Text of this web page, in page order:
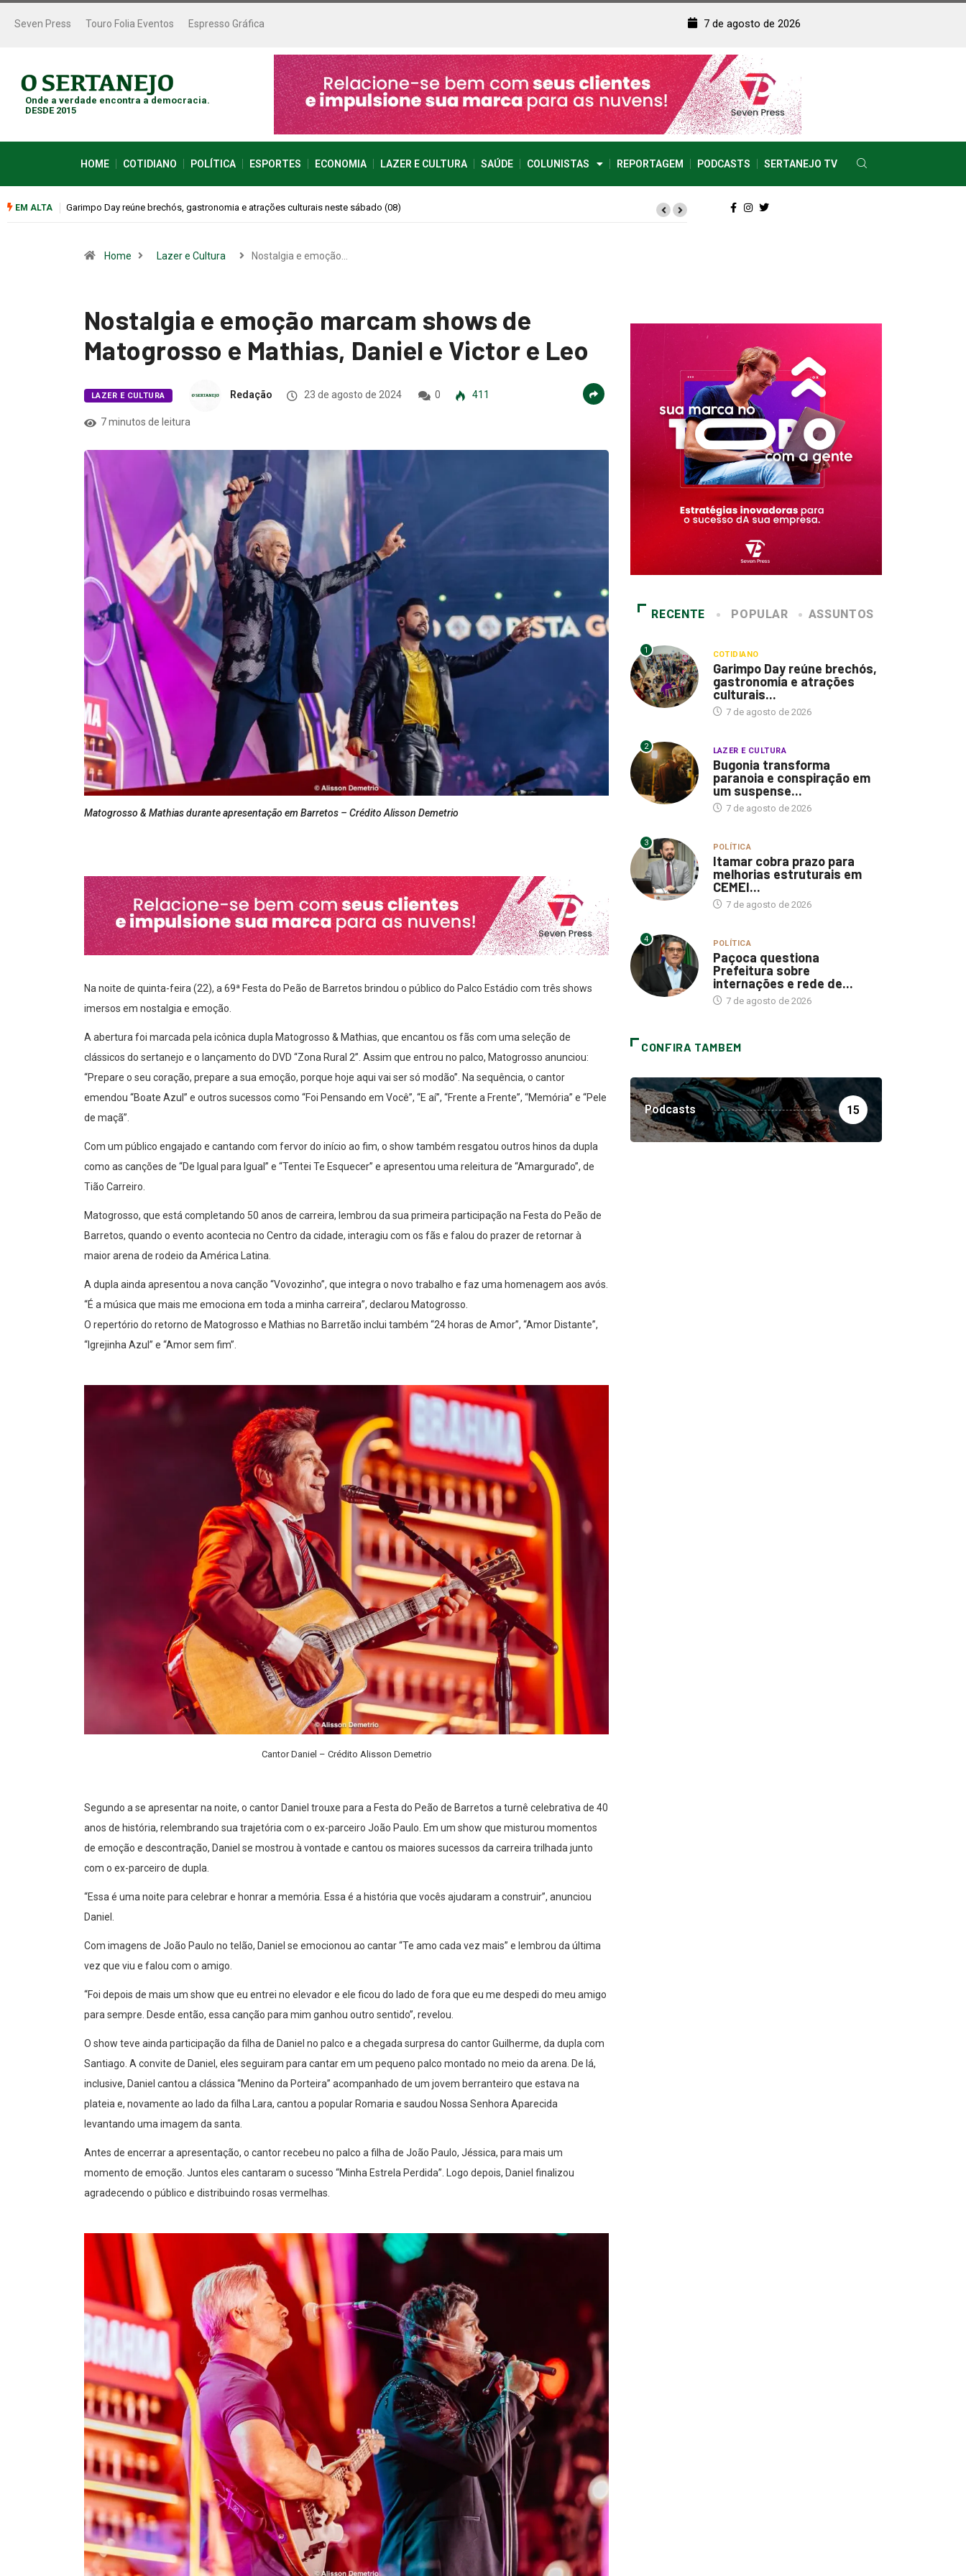
Seven Press Touro Folia Eventos Espresso Gráfica 7 de agosto de 2026
Onde a verdade encontra a democracia.
DESDE 2015
HOME COTIDIANO POLÍTICA ESPORTES ECONOMIA LAZER E CULTURA SAÚDE COLUNISTAS REPORTAGEM PODCASTS SERTANEJO TV
EM ALTA Bugonia transforma paranoia e conspiração em um suspense imprevisível
Home Lazer e Cultura Nostalgia e emoção…
Nostalgia e emoção marcam shows de
Matogrosso e Mathias, Daniel e Victor e Leo
LAZER E CULTURA Redação 23 de agosto de 2024 0 411
7 minutos de leitura
Matogrosso & Mathias durante apresentação em Barretos – Crédito Alisson Demetrio
Na noite de quinta-feira (22), a 69ª Festa do Peão de Barretos brindou o público do Palco Estádio com três shows
imersos em nostalgia e emoção.
A abertura foi marcada pela icônica dupla Matogrosso & Mathias, que encantou os fãs com uma seleção de
clássicos do sertanejo e o lançamento do DVD “Zona Rural 2”. Assim que entrou no palco, Matogrosso anunciou:
“Prepare o seu coração, prepare a sua emoção, porque hoje aqui vai ser só modão”. Na sequência, o cantor
emendou “Boate Azul” e outros sucessos como “Foi Pensando em Você”, “E aí”, “Frente a Frente”, “Memória” e “Pele
de maçã”.
Com um público engajado e cantando com fervor do início ao fim, o show também resgatou outros hinos da dupla
como as canções de “De Igual para Igual” e “Tentei Te Esquecer” e apresentou uma releitura de “Amargurado”, de
Tião Carreiro.
Matogrosso, que está completando 50 anos de carreira, lembrou da sua primeira participação na Festa do Peão de
Barretos, quando o evento acontecia no Centro da cidade, interagiu com os fãs e falou do prazer de retornar à
maior arena de rodeio da América Latina.
A dupla ainda apresentou a nova canção “Vovozinho”, que integra o novo trabalho e faz uma homenagem aos avós.
“É a música que mais me emociona em toda a minha carreira”, declarou Matogrosso.
O repertório do retorno de Matogrosso e Mathias no Barretão inclui também “24 horas de Amor”, “Amor Distante”,
“Igrejinha Azul” e “Amor sem fim”.
Cantor Daniel – Crédito Alisson Demetrio
Segundo a se apresentar na noite, o cantor Daniel trouxe para a Festa do Peão de Barretos a turnê celebrativa de 40
anos de história, relembrando sua trajetória com o ex-parceiro João Paulo. Em um show que misturou momentos
de emoção e descontração, Daniel se mostrou à vontade e cantou os maiores sucessos da carreira trilhada junto
com o ex-parceiro de dupla.
“Essa é uma noite para celebrar e honrar a memória. Essa é a história que vocês ajudaram a construir”, anunciou
Daniel.
Com imagens de João Paulo no telão, Daniel se emocionou ao cantar “Te amo cada vez mais” e lembrou da última
vez que viu e falou com o amigo.
“Foi depois de mais um show que eu entrei no elevador e ele ficou do lado de fora que eu me despedi do meu amigo
para sempre. Desde então, essa canção para mim ganhou outro sentido”, revelou.
O show teve ainda participação da filha de Daniel no palco e a chegada surpresa do cantor Guilherme, da dupla com
Santiago. A convite de Daniel, eles seguiram para cantar em um pequeno palco montado no meio da arena. De lá,
inclusive, Daniel cantou a clássica “Menino da Porteira” acompanhado de um jovem berranteiro que estava na
plateia e, novamente ao lado da filha Lara, cantou a popular Romaria e saudou Nossa Senhora Aparecida
levantando uma imagem da santa.
Antes de encerrar a apresentação, o cantor recebeu no palco a filha de João Paulo, Jéssica, para mais um
momento de emoção. Juntos eles cantaram o sucesso “Minha Estrela Perdida”. Logo depois, Daniel finalizou
agradecendo o público e distribuindo rosas vermelhas.
RECENTE POPULAR ASSUNTOS
1 COTIDIANO
Garimpo Day reúne brechós,
gastronomia e atrações
culturais...
7 de agosto de 2026
2 LAZER E CULTURA
Bugonia transforma
paranoia e conspiração em
um suspense...
7 de agosto de 2026
3 POLÍTICA
Itamar cobra prazo para
melhorias estruturais em
CEMEI...
7 de agosto de 2026
4 POLÍTICA
Paçoca questiona
Prefeitura sobre
internações e rede de...
7 de agosto de 2026
CONFIRA TAMBEM
Podcasts 15